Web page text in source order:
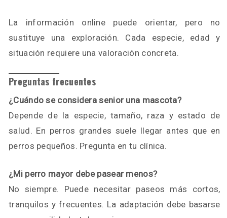
La información online puede orientar, pero no
sustituye una exploración. Cada especie, edad y
situación requiere una valoración concreta.
Preguntas frecuentes
¿Cuándo se considera senior una mascota?
Depende de la especie, tamaño, raza y estado de
salud. En perros grandes suele llegar antes que en
perros pequeños. Pregunta en tu clínica.
¿Mi perro mayor debe pasear menos?
No siempre. Puede necesitar paseos más cortos,
tranquilos y frecuentes. La adaptación debe basarse